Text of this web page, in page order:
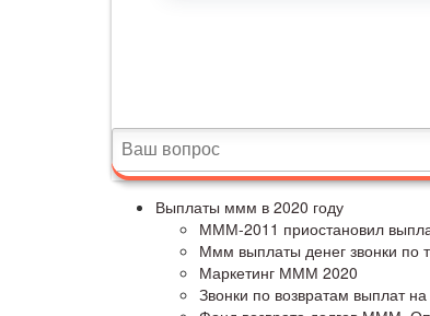
Выплаты ммм в 2020 году
МММ-2011 приостановил
Ммм выплаты денег звонки по
Маркетинг МММ 2020
Звонки по возвратам выплат